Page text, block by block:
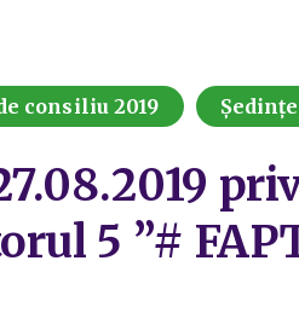
consiliu 2019
5 ”#